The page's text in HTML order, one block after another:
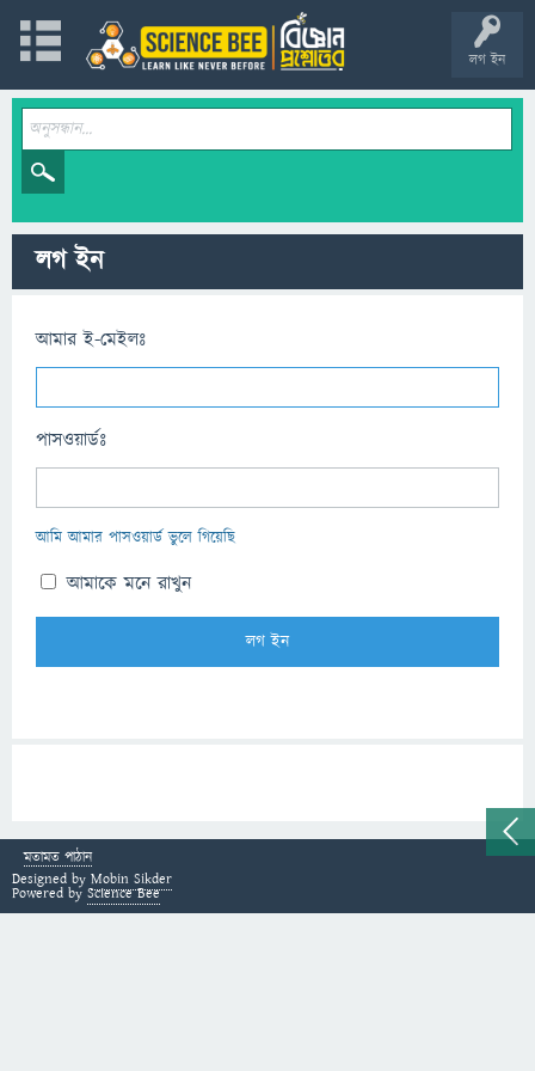
লগ ইন
লগ ইন
আমার ই-মেইলঃ
পাসওয়ার্ডঃ
আমি আমার পাসওয়ার্ড ভুলে গিয়েছি
আমাকে মনে রাখুন
মতামত পাঠান
Designed by Mobin Sikder
Powered by Science Bee